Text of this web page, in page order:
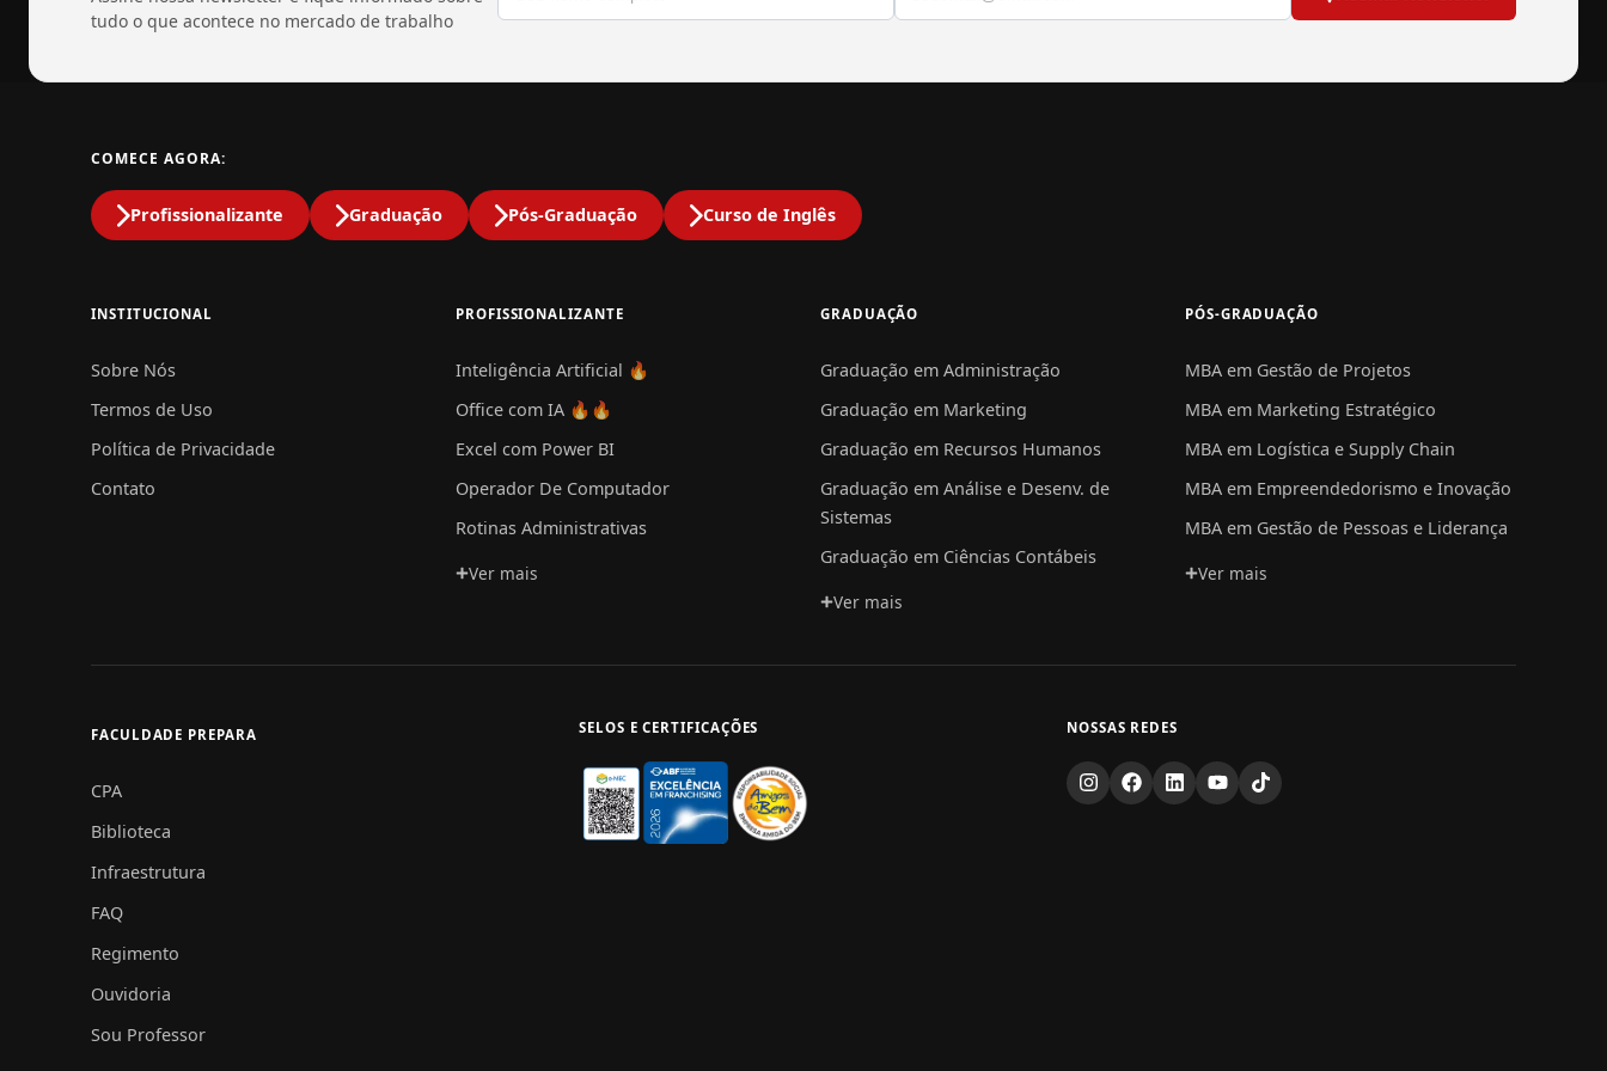
tudo o que acontece no mercado de trabalho
COMECE AGORA:
Profissionalizante Graduação Pós-Graduação Curso de Inglês
INSTITUCIONAL
Sobre Nós
Termos de Uso
Política de Privacidade
Contato
PROFISSIONALIZANTE
Inteligência Artificial 🔥
Office com IA 🔥🔥
Excel com Power BI
Operador De Computador
Rotinas Administrativas
Ver mais
GRADUAÇÃO
Graduação em Administração
Graduação em Marketing
Graduação em Recursos Humanos
Graduação em Análise e Desenv. de
Sistemas
Graduação em Ciências Contábeis
Ver mais
PÓS-GRADUAÇÃO
MBA em Gestão de Projetos
MBA em Marketing Estratégico
MBA em Logística e Supply Chain
MBA em Empreendedorismo e Inovação
MBA em Gestão de Pessoas e Liderança
Ver mais
FACULDADE PREPARA
CPA
Biblioteca
Infraestrutura
FAQ
Regimento
Ouvidoria
Sou Professor
SELOS E CERTIFICAÇÕES NOSSAS REDES